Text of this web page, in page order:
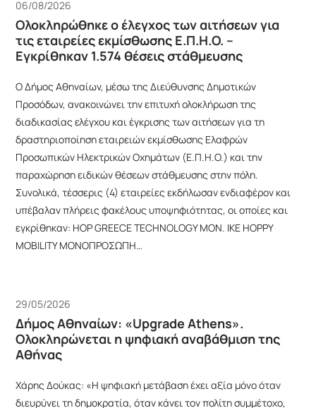
06/08/2026
Ολοκληρώθηκε ο έλεγχος των αιτήσεων για
τις εταιρείες εκμίσθωσης Ε.Π.Η.Ο. –
Εγκρίθηκαν 1.574 θέσεις στάθμευσης
Ο Δήμος Αθηναίων, μέσω της Διεύθυνσης Δημοτικών
Προσόδων, ανακοινώνει την επιτυχή ολοκλήρωση της
διαδικασίας ελέγχου και έγκρισης των αιτήσεων για τη
δραστηριοποίηση εταιρειών εκμίσθωσης Ελαφρών
Προσωπικών Ηλεκτρικών Οχημάτων (Ε.Π.Η.Ο.) και την
παραχώρηση ειδικών θέσεων στάθμευσης στην πόλη.
Συνολικά, τέσσερις (4) εταιρείες εκδήλωσαν ενδιαφέρον και
υπέβαλαν πλήρεις φακέλους υποψηφιότητας, οι οποίες και
εγκρίθηκαν: HOP GREECE TECHNOLOGY ΜΟΝ. ΙΚΕ HOPPY
MOBILITY ΜΟΝΟΠΡΟΣΩΠΗ…
29/05/2026
Δήμος Αθηναίων: «Upgrade Athens».
Ολοκληρώνεται η ψηφιακή αναβάθμιση της
Αθήνας
Χάρης Δούκας: «Η ψηφιακή μετάβαση έχει αξία μόνο όταν
διευρύνει τη δημοκρατία, όταν κάνει τον πολίτη συμμέτοχο,